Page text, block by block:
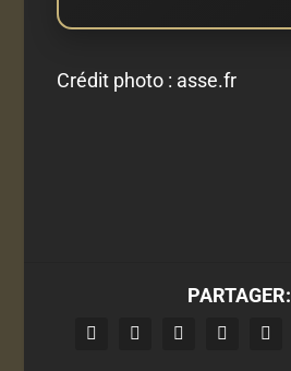
Crédit photo : asse.fr
PARTAGER: